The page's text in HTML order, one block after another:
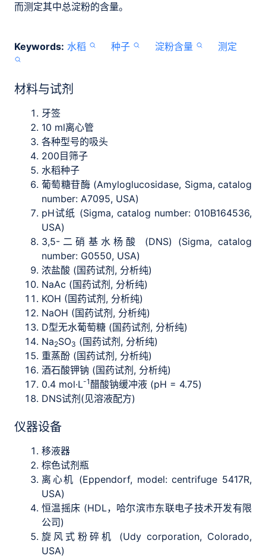
而测定其中总淀粉的含量。
Keywords: 水稻 种子 淀粉含量 测定
材料与试剂
牙签
10 ml离心管
各种型号的吸头
200目筛子
水稻种子
葡萄糖苷酶 (Amyloglucosidase, Sigma, catalog
number: A7095, USA)
pH试纸 (Sigma, catalog number: 010B164536,
USA)
3,5-二硝基水杨酸 (DNS) (Sigma, catalog
number: G0550, USA)
浓盐酸 (国药试剂, 分析纯)
NaAc (国药试剂, 分析纯)
KOH (国药试剂, 分析纯)
NaOH (国药试剂, 分析纯)
D型无水葡萄糖 (国药试剂, 分析纯)
Na2SO3 (国药试剂, 分析纯)
重蒸酚 (国药试剂, 分析纯)
酒石酸钾钠 (国药试剂, 分析纯)
0.4 mol·L-1醋酸钠缓冲液 (pH = 4.75)
DNS试剂(见溶液配方)
仪器设备
移液器
棕色试剂瓶
离心机 (Eppendorf, model: centrifuge 5417R,
USA)
恒温摇床 (HDL，哈尔滨市东联电子技术开发有限
公司)
旋风式粉碎机 (Udy corporation, Colorado,
USA)